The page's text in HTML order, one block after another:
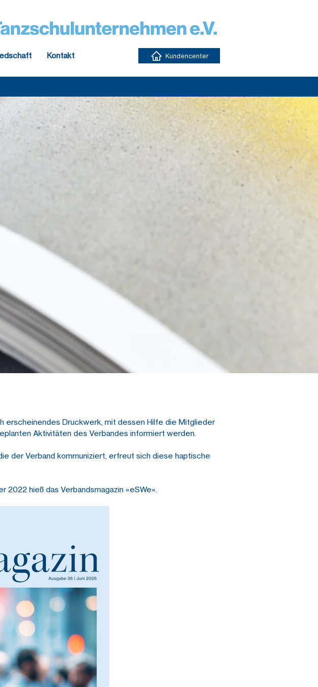
Kontakt Kundencenter
erscheinendes Druckwerk, mit dessen Hilfe die Mitglieder
Aktivitäten des Verbandes informiert werden.
der Verband kommuniziert, erfreut sich diese haptische
2022 hieß das Verbandsmagazin »eSWe«.